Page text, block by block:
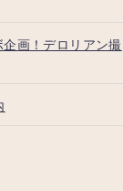
画！デロリアン撮